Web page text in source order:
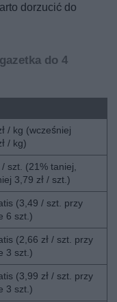
dorzucić do
do 4
/ kg (wcześniej
/ kg)
/ szt. (21% taniej,
3,79 zł / szt.)
(3,49 / szt. przy
6 szt.)
(2,66 zł / szt. przy
3 szt.)
(3,99 zł / szt. przy
3 szt.)